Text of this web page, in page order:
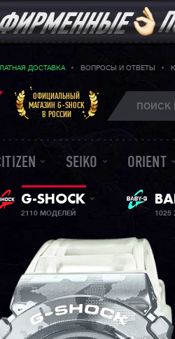
ДОСТАВКА ВОПРОСЫ И ОТВЕТЫ
ОФИЦИАЛЬНЫЙ
МАГАЗИН G-SHOCK
В РОССИИ
SEIKO ORIENT
G-SHOCK
2110 МОДЕЛЕЙ